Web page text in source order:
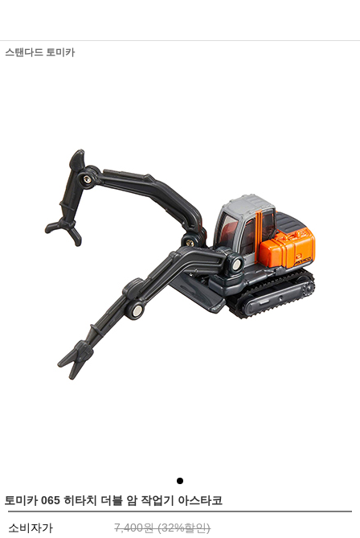
스탠다드 토미카
토미카 065 히타치 더블 암 작업기 아스타코
소비자가 7,400원 (32%할인)